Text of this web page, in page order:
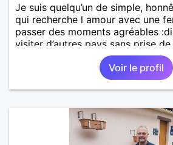
Je suis quelqu’un de simple,
qui recherche l amour avec une
passer des moments agréables
visiter d’autres pays sans prise de
Voir le profil